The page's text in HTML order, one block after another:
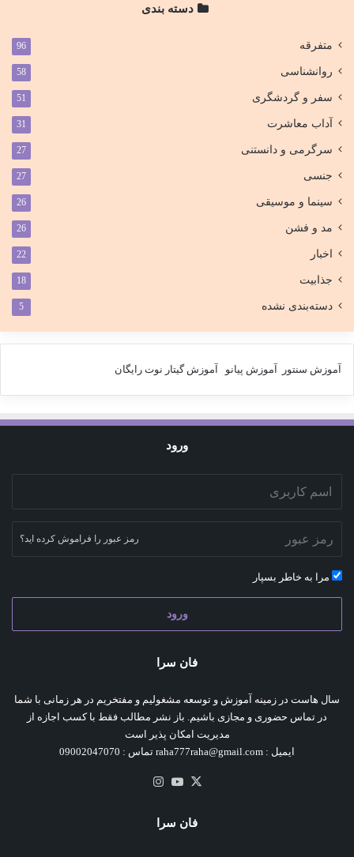
دسته بندی
متفرقه 96
روانشناسی 58
سفر و گردشگری 51
آداب معاشرت 31
سرگرمی و دانستنی 27
جنسی 27
سینما و موسیقی 26
مد و فشن 26
اخبار 22
جذابیت 18
دسته‌بندی نشده 5
آموزش سنتور آموزش پیانو آموزش گیتار نوت رایگان
ورود
رمز عبور را فراموش کرده اید؟
مرا به خاطر بسپار
ورود
فان سرا
سال هاست در زمینه آموزش و توسعه مشغولیم و مفتخریم در هر زمانی با شما
در تماس حضوری و مجازی باشیم. باز نشر مطالب فقط با کسب اجازه از
مدیریت امکان پذیر است
ایمیل : raha777raha@gmail.com تماس : 09002047070
X یوتیوب
فان سرا